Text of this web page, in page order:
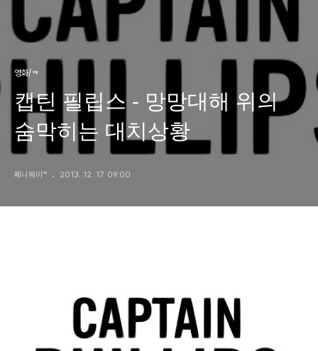
영화/ㅋ
캡틴 필립스 - 망망대해 위의
숨막히는 대치상황
페니웨이™ 2013. 12. 17. 09:00